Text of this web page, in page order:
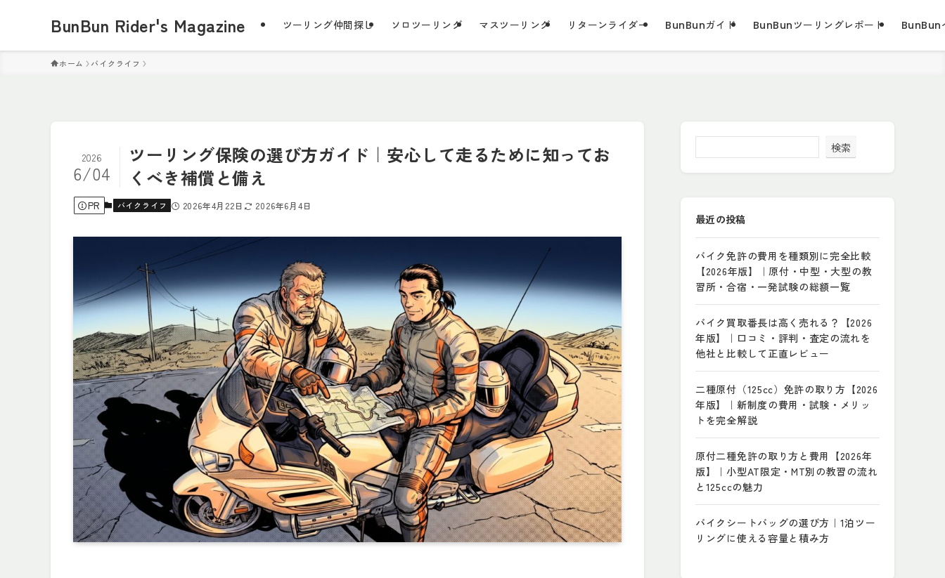
BunBun Rider's Magazine ツーリング仲間探し ソロツーリング マスツーリング リターンライダー BunBunガイド BunBunツーリングレポート BunBun
ホーム バイクライフ
ツーリング保険の選び方ガイド｜安心して走るために知ってお
くべき補償と備え
2026
6/04
PR バイクライフ 2026年4月22日 2026年6月4日
検索
最近の投稿
バイク免許の費用を種類別に完全比較
【2026年版】｜原付・中型・大型の教
習所・合宿・一発試験の総額一覧
バイク買取番長は高く売れる？【2026
年版】｜口コミ・評判・査定の流れを
他社と比較して正直レビュー
二種原付（125cc）免許の取り方【2026
年版】｜新制度の費用・試験・メリッ
トを完全解説
原付二種免許の取り方と費用【2026年
版】｜小型AT限定・MT別の教習の流れ
と125ccの魅力
バイクシートバッグの選び方｜1泊ツー
リングに使える容量と積み方